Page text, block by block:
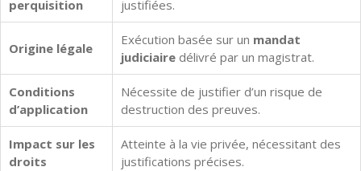
perquisition
justifiées.
Origine légale
Exécution basée sur un mandat
judiciaire délivré par un magistrat.
Conditions
d’application
Nécessite de justifier d’un risque de
destruction des preuves.
Impact sur les
droits
Atteinte à la vie privée, nécessitant des
justifications précises.